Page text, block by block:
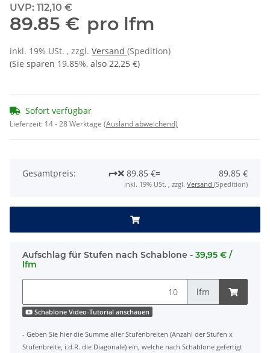
UVP: 112,10 €
89.85 € pro lfm
inkl. 19% USt. , zzgl. Versand (Spedition)
(Sie sparen 19.85%, also 22,25 €)
Sofort verfügbar
Lieferzeit: 14 - 28 Werktage (Ausland abweichend)
Gesamtpreis: 89.85 €= 89.85 €
inkl. 19% USt. , zzgl. Versand (Spedition)
Aufschlag für Stufen nach Schablone - 39,95 € /
lfm
lfm
Schablone Video-Tutorial anschauen
- Geben Sie hier die Summe aller Stufenbreiten (Anzahl der Stufen x
Stufenbreite, i.d.R. die Diagonale) ein, welche nach Schablone gefertigt